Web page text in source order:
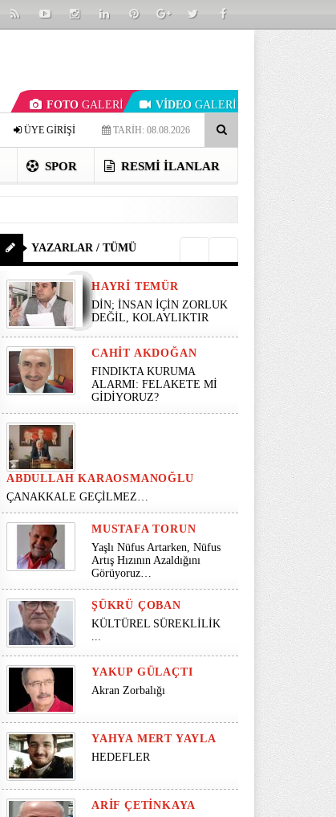
FOTO GALERİ VİDEO GALERİ
TARİH: 08.08.2026
ÜYE GİRİŞİ
SPOR RESMI İLANLAR
YAZARLAR / TÜMÜ
HAYRI TEMÜR
DİN; İNSAN İÇİN ZORLUK
DEĞİL, KOLAYLIKTIR
CAHIT AKDOĞAN
FINDIKTA KURUMA
ALARMI: FELAKETE Mİ
GİDİYORUZ?
ABDULLAH KARAOSMANOĞLU
ÇANAKKALE GEÇİLMEZ…
MUSTAFA TORUN
Yaşlı Nüfus Artarken, Nüfus
Artış Hızının Azaldığını
Görüyoruz…
ŞÜKRÜ ÇOBAN
KÜLTÜREL SÜREKLİLİK
...
YAKUP GÜLAÇTI
Akran Zorbalığı
YAHYA MERT YAYLA
HEDEFLER
ARIF ÇETINKAYA